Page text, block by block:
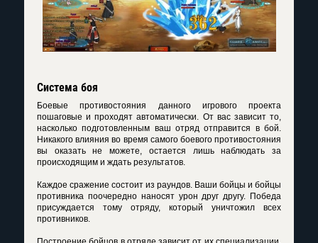
Система боя
Боевые противостояния данного игрового проекта
пошаговые и проходят автоматически. От вас зависит то,
насколько подготовленным ваш отряд отправится в бой.
Никакого влияния во время самого боевого противостояния
вы оказать не можете, остается лишь наблюдать за
происходящим и ждать результатов.
Каждое сражение состоит из раундов. Ваши бойцы и бойцы
противника поочередно наносят урон друг другу. Победа
присуждается тому отряду, который уничтожил всех
противников.